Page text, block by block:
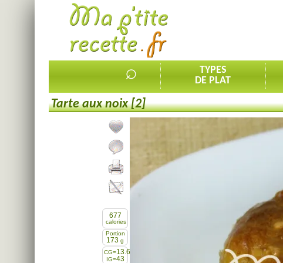
⌕
TYPES
DE PLAT
Tarte aux noix [2]
Commenter, noter la recette
Imprimer la recette
677
calories
Portion
173 g
CG=13.6
IG=43